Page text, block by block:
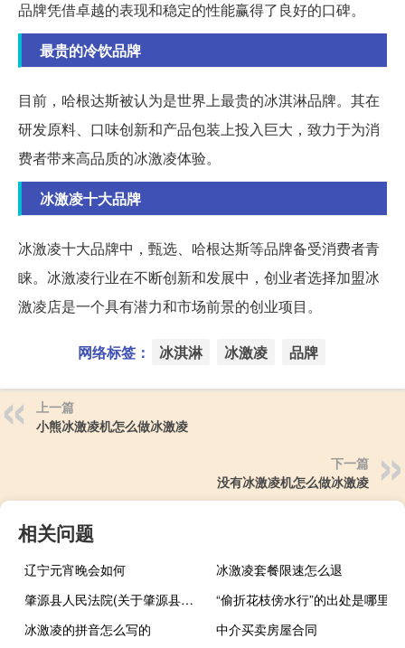
品牌凭借卓越的表现和稳定的性能赢得了良好的口碑。
最贵的冷饮品牌
目前，哈根达斯被认为是世界上最贵的冰淇淋品牌。其在
研发原料、口味创新和产品包装上投入巨大，致力于为消
费者带来高品质的冰激凌体验。
冰激凌十大品牌
冰激凌十大品牌中，甄选、哈根达斯等品牌备受消费者青
睐。冰激凌行业在不断创新和发展中，创业者选择加盟冰
激凌店是一个具有潜力和市场前景的创业项目。
网络标签： 冰淇淋 冰激凌 品牌
上一篇
小熊冰激凌机怎么做冰激凌
下一篇
没有冰激凌机怎么做冰激凌
相关问题
辽宁元宵晚会如何
冰激凌套餐限速怎么退
肇源县人民法院(关于肇源县人民法院简述)
“偷折花枝傍水行”的出处是哪里
冰激凌的拼音怎么写的
中介买卖房屋合同